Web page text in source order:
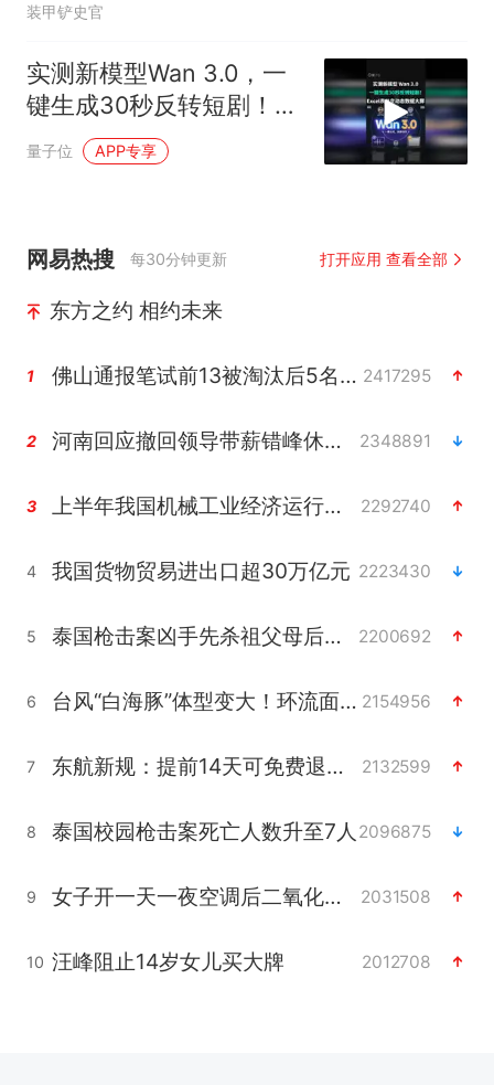
装甲铲史官
实测新模型Wan 3.0，一
键生成30秒反转短剧！
Excel表格变动态数据大
量子位 APP专享
网易热搜 每30分钟更新 打开应用 查看全部
东方之约 相约未来
1 佛山通报笔试前13被淘汰后5名进体检 2417295
2 河南回应撤回领导带薪错峰休假通知 2348891
3 上半年我国机械工业经济运行稳中有进 2292740
4 我国货物贸易进出口超30万亿元 2223430
5 泰国枪击案凶手先杀祖父母后行凶 2200692
6 台风“白海豚”体型变大！环流面积接近13个浙江那么大 2154956
7 东航新规：提前14天可免费退改签 2132599
8 泰国校园枪击案死亡人数升至7人 2096875
9 女子开一天一夜空调后二氧化碳中毒 2031508
10 汪峰阻止14岁女儿买大牌 2012708